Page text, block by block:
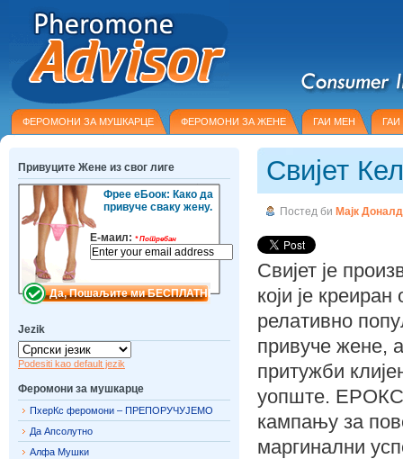
ФЕРОМОНИ ЗА МУШКАРЦЕ ФЕРОМОНИ ЗА ЖЕНЕ ГАИ МЕН
Свијет
Постед би Мајк
Свијет је
који је
релативно
привуче жене,
притужби
уопште. ЕРОКС
кампању за
маргинални
Привуците Жене из свог лиге
Фрее еБоок: Како да
привуче сваку жену.
Е-маил: *Потребан
Jezik
Podesiti kao default jezik
Феромони за мушкарце
ПхерКс феромони – ПРЕПОРУЧУЈЕМО
Да Апсолутно
Алфа Мушки